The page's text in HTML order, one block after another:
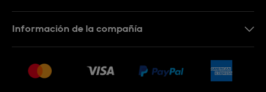
Devoluciones
Información de la compañía
Empleo